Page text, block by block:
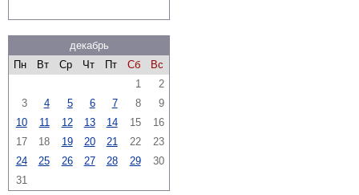
декабрь
Пн
Вт Ср Чт Пт Сб
Вс
1
2
3
4 5 6 7 8
9
10
11 12 13 14 15
16
17
18 19 20 21 22
23
24
25 26 27 28 29
30
31